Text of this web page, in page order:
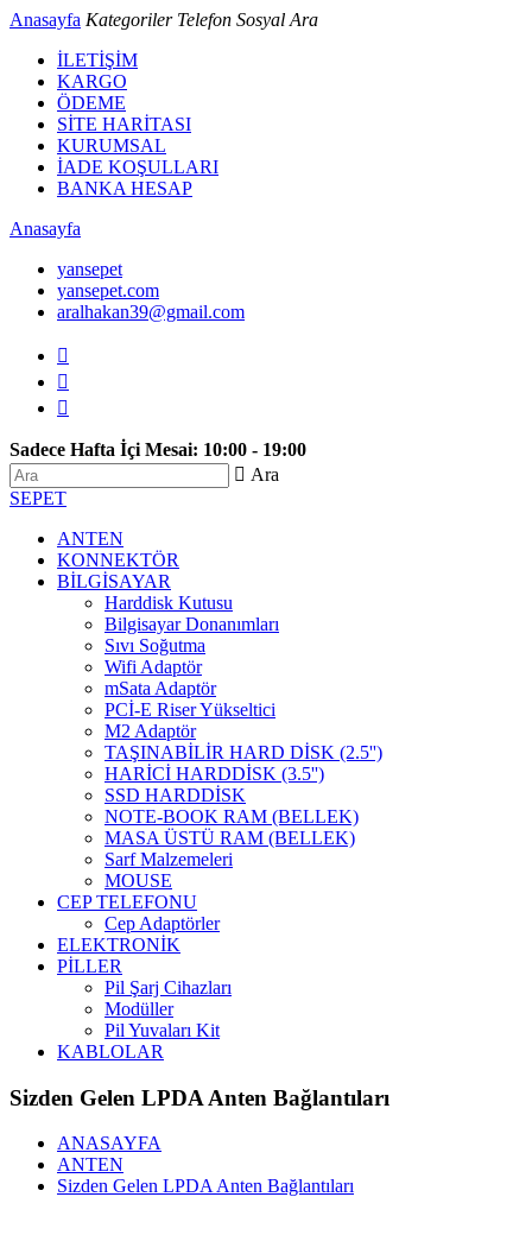
Anasayfa Kategoriler Telefon Sosyal Ara
İLETİŞİM
KARGO
ÖDEME
SİTE HARİTASI
KURUMSAL
İADE KOŞULLARI
BANKA HESAP
Anasayfa
yansepet
yansepet.com
aralhakan39@gmail.com



Sadece Hafta İçi Mesai: 10:00 - 19:00
 Ara
SEPET
ANTEN
KONNEKTÖR
BİLGİSAYAR
Harddisk Kutusu
Bilgisayar Donanımları
Sıvı Soğutma
Wifi Adaptör
mSata Adaptör
PCİ-E Riser Yükseltici
M2 Adaptör
TAŞINABİLİR HARD DİSK (2.5'')
HARİCİ HARDDİSK (3.5'')
SSD HARDDİSK
NOTE-BOOK RAM (BELLEK)
MASA ÜSTÜ RAM (BELLEK)
Sarf Malzemeleri
MOUSE
CEP TELEFONU
Cep Adaptörler
ELEKTRONİK
PİLLER
Pil Şarj Cihazları
Modüller
Pil Yuvaları Kit
KABLOLAR
Sizden Gelen LPDA Anten Bağlantıları
ANASAYFA
ANTEN
Sizden Gelen LPDA Anten Bağlantıları